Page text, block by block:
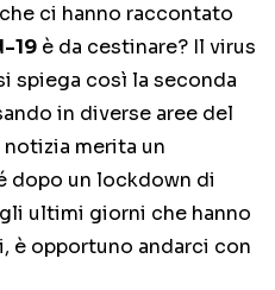
ci hanno raccontato
19 è da cestinare? Il virus
spiega così la seconda
in diverse aree del
notizia merita un
dopo un lockdown di
ultimi giorni che hanno
è opportuno andarci con